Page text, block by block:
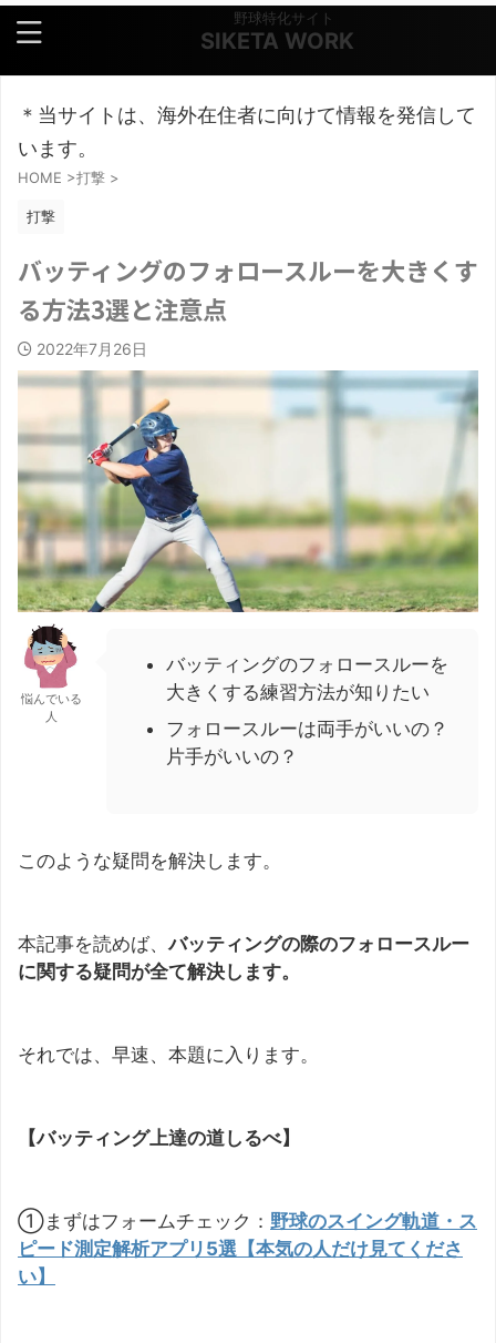
野球特化サイト
SIKETA WORK
＊当サイトは、海外在住者に向けて情報を発信して
います。
HOME >打撃 >
打撃
バッティングのフォロースルーを大きくす
る方法3選と注意点
2022年7月26日
悩んでいる
人
バッティングのフォロースルーを
大きくする練習方法が知りたい
フォロースルーは両手がいいの？
片手がいいの？
このような疑問を解決します。
本記事を読めば、バッティングの際のフォロースルー
に関する疑問が全て解決します。
それでは、早速、本題に入ります。
【バッティング上達の道しるべ】
①まずはフォームチェック： 野球のスイング軌道・ス
ピード測定解析アプリ5選【本気の人だけ見てくださ
い】